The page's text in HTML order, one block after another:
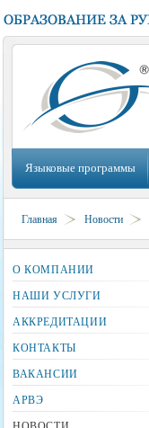
Языковые программы
Главная Новости
О КОМПАНИИ
НАШИ УСЛУГИ
АККРЕДИТАЦИИ
КОНТАКТЫ
ВАКАНСИИ
АРВЭ